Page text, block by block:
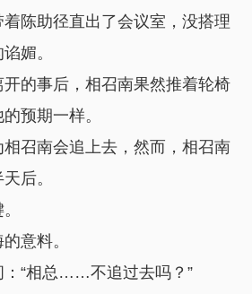
陈助径直出了会议室，没搭理
媚。
开的事后，相召南果然推着轮椅
预期一样。
召南会追上去，然而，相召南
后。
意料。
：“相总……不追过去吗？”